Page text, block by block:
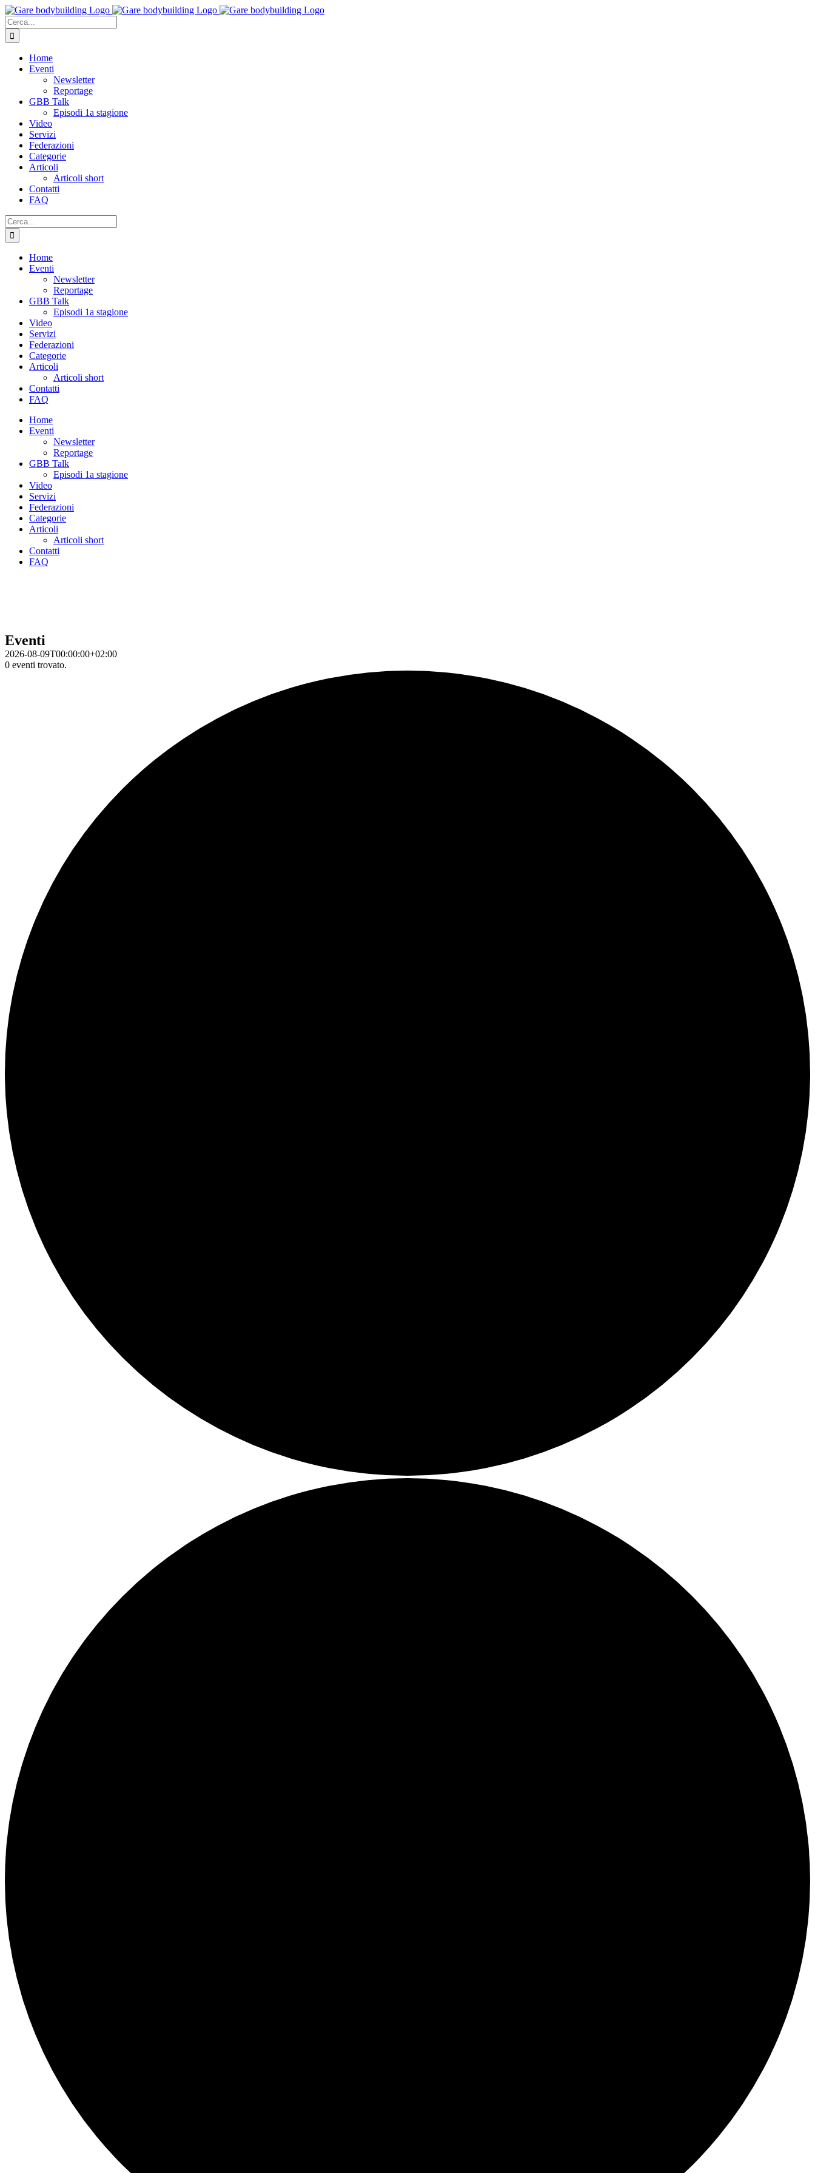
Salta
al
contenuto
Cerca
per:
Home
Eventi
Newsletter
Reportage
GBB Talk
Episodi 1a stagione
Video
Servizi
Federazioni
Categorie
Articoli
Articoli short
Contatti
FAQ
Cerca
per:
Home
Eventi
Newsletter
Reportage
GBB Talk
Episodi 1a stagione
Video
Servizi
Federazioni
Categorie
Articoli
Articoli short
Contatti
FAQ
Home
Eventi
Newsletter
Reportage
GBB Talk
Episodi 1a stagione
Video
Servizi
Federazioni
Categorie
Articoli
Articoli short
Contatti
FAQ
Eventi
2026-08-09T00:00:00+02:00
0 eventi trovato.